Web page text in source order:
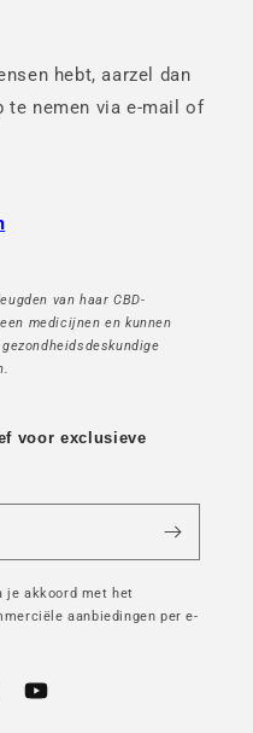
hebt, aarzel dan
nemen via e-mail of
van haar CBD-
medicijnen en kunnen
voor exclusieve
je akkoord met het
aanbiedingen per e-
YouTube